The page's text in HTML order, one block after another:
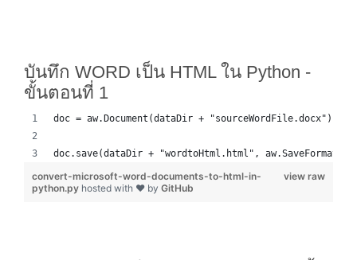
บันทึก WORD เป็น HTML ใน Python -
ขั้นตอนที่ 1
doc = aw.Document(dataDir + "sourceWordFile.docx")
doc.save(dataDir + "wordtoHtml.html",
view raw
convert-microsoft-word-documents-to-html-in-
python.py hosted with ❤ by GitHub